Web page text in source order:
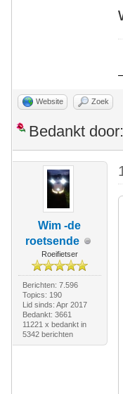
Website Zoek
Bedankt door:
Wim -de
roetsende
Roeifietser
Berichten: 7.596
Topics: 190
Lid sinds: Apr 2017
Bedankt: 3661
11221 x bedankt in
5342 berichten